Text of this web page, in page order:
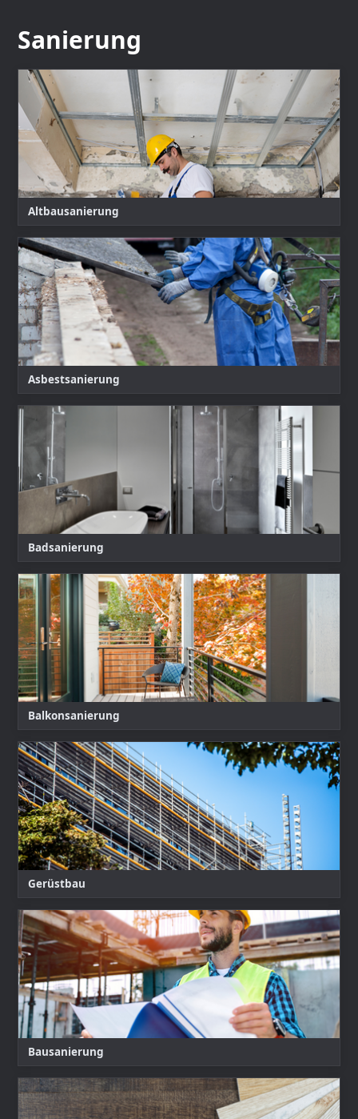
Sanierung
Altbausanierung
Asbestsanierung
Badsanierung
Balkonsanierung
Gerüstbau
Bausanierung